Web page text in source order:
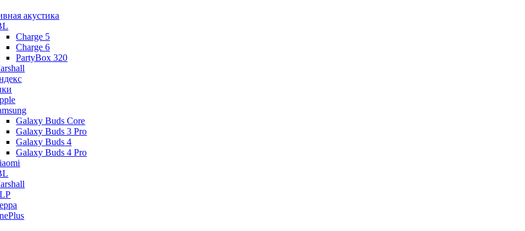
акустика
Charge 5
Charge 6
PartyBox 320
Galaxy Buds Core
Galaxy Buds 3 Pro
Galaxy Buds 4
Galaxy Buds 4 Pro